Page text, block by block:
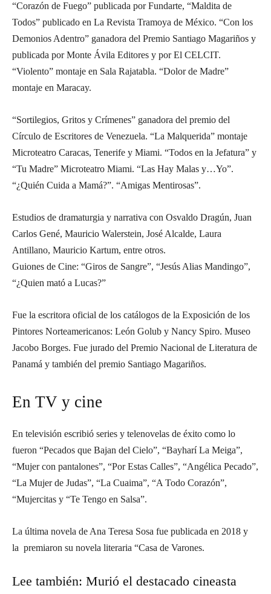
“Corazón de Fuego” publicada por Fundarte, “Maldita de
Todos” publicado en La Revista Tramoya de México. “Con los
Demonios Adentro” ganadora del Premio Santiago Magariños y
publicada por Monte Ávila Editores y por El CELCIT.
“Violento” montaje en Sala Rajatabla. “Dolor de Madre”
montaje en Maracay.
“Sortilegios, Gritos y Crímenes” ganadora del premio del
Círculo de Escritores de Venezuela. “La Malquerida” montaje
Microteatro Caracas, Tenerife y Miami. “Todos en la Jefatura” y
“Tu Madre” Microteatro Miami. “Las Hay Malas y…Yo”.
“¿Quién Cuida a Mamá?”. “Amigas Mentirosas”.
Estudios de dramaturgia y narrativa con Osvaldo Dragún, Juan
Carlos Gené, Mauricio Walerstein, José Alcalde, Laura
Antillano, Mauricio Kartum, entre otros.
Guiones de Cine: “Giros de Sangre”, “Jesús Alias Mandingo”,
“¿Quien mató a Lucas?”
Fue la escritora oficial de los catálogos de la Exposición de los
Pintores Norteamericanos: León Golub y Nancy Spiro. Museo
Jacobo Borges. Fue jurado del Premio Nacional de Literatura de
Panamá y también del premio Santiago Magariños.
En TV y cine
En televisión escribió series y telenovelas de éxito como lo
fueron “Pecados que Bajan del Cielo”, “Bayharí La Meiga”,
“Mujer con pantalones”, “Por Estas Calles”, “Angélica Pecado”,
“La Mujer de Judas”, “La Cuaima”, “A Todo Corazón”,
“Mujercitas y “Te Tengo en Salsa”.
La última novela de Ana Teresa Sosa fue publicada en 2018 y
la premiaron su novela literaria “Casa de Varones.
Lee también: Murió el destacado cineasta